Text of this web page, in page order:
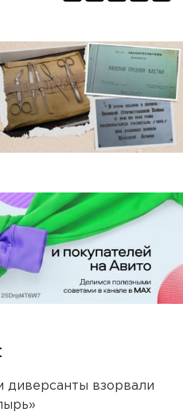
диверсанты взорвали